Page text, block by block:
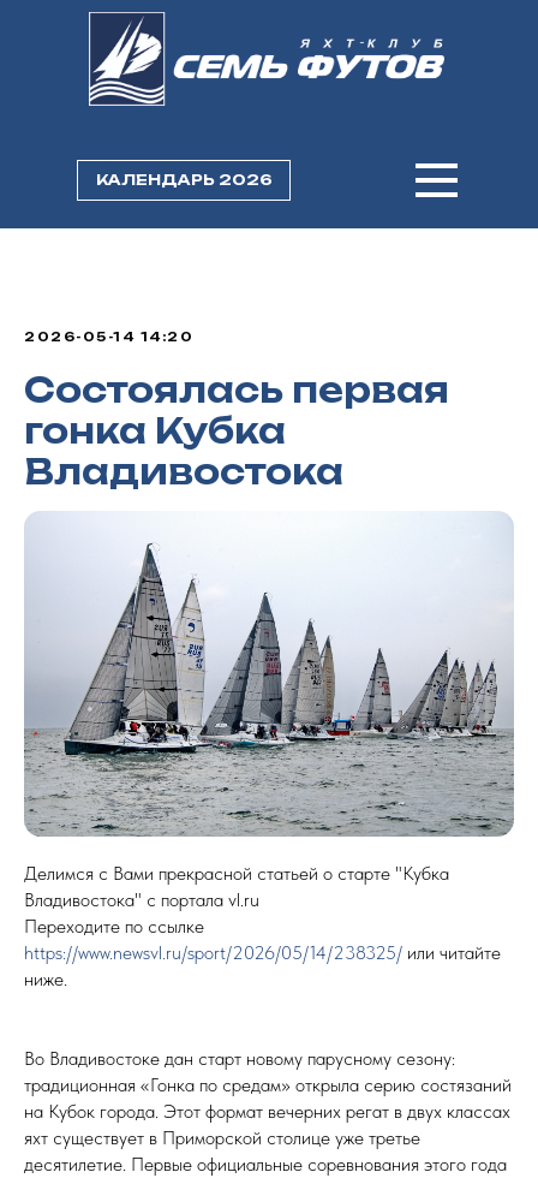
КАЛЕНДАРЬ 2026
2026-05-14 14:20
Состоялась первая
гонка Кубка
Владивостока
Делимся с Вами прекрасной статьей о старте "Кубка
Владивостока" с портала vl.ru
Переходите по ссылке
https://www.newsvl.ru/sport/2026/05/14/238325/ или читайте
ниже.
Во Владивостоке дан старт новому парусному сезону:
традиционная «Гонка по средам» открыла серию состязаний
на Кубок города. Этот формат вечерних регат в двух классах
яхт существует в Приморской столице уже третье
десятилетие. Первые официальные соревнования этого года